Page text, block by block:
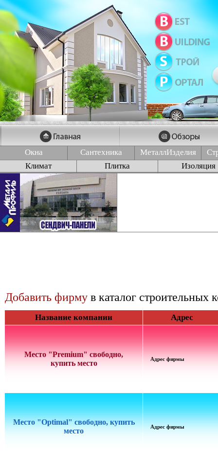
Окна Сантехника МеталлИзделия
Климат
Плитка Изоляция
Добавить фирму в каталог строительных
Название компании Адрес
Место "Premium" свободно,
купить место
Адрес фирмы
Место "Optimal" свободно, купить
место
Адрес фирмы